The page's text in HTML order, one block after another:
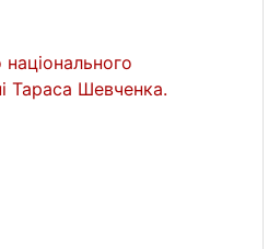
національного
Тараса Шевченка.